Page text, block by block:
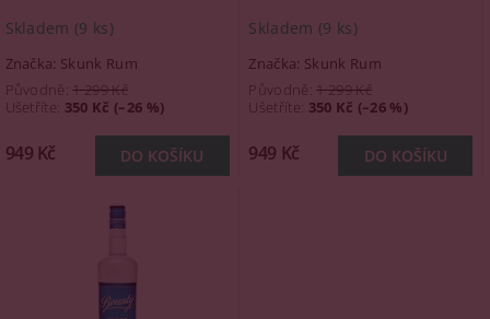
Skladem (9 ks)
Značka: Skunk Rum
Původně:1 299 Kč
Ušetříte: 350 Kč (–26 %)
949 Kč
Skladem (9 ks)
Značka: Skunk Rum
Původně:1 299 Kč
Ušetříte: 350 Kč (–26 %)
949 Kč